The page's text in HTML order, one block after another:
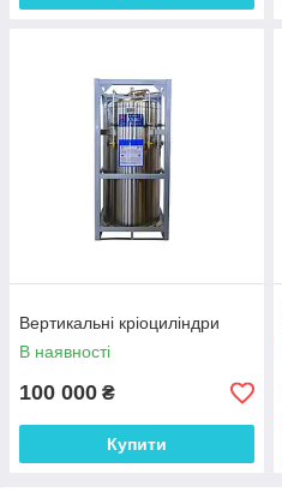
Вертикальні кріоциліндри
В наявності
100 000 ₴
Купити